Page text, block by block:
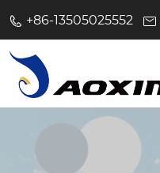
+86-13505025552